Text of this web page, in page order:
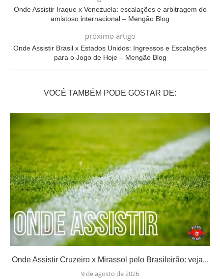
Onde Assistir Iraque x Venezuela: escalações e arbitragem do
amistoso internacional – Mengão Blog
próximo artigo
Onde Assistir Brasil x Estados Unidos: Ingressos e Escalações
para o Jogo de Hoje – Mengão Blog
VOCÊ TAMBÉM PODE GOSTAR DE:
Onde Assistir Cruzeiro x Mirassol pelo Brasileirão: veja...
9 de agosto de 2026